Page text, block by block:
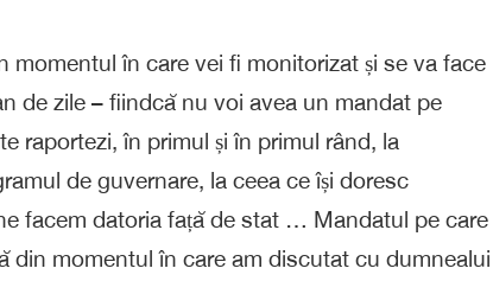
momentul în care vei fi monitorizat și se va face
de zile – fiindcă nu voi avea un mandat pe
raportezi, în primul și în primul rând, la
de guvernare, la ceea ce își doresc
facem datoria față de stat … Mandatul pe care
din momentul în care am discutat cu dumnealui